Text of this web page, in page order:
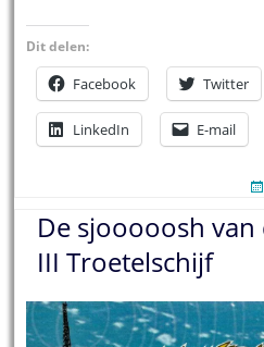
Dit delen:
Facebook Twitter
LinkedIn E-mail
De sjooooosh
III Troetelschijf